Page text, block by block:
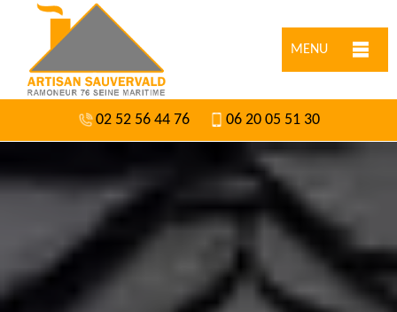
MENU
02 52 56 44 76 06 20 05 51 30